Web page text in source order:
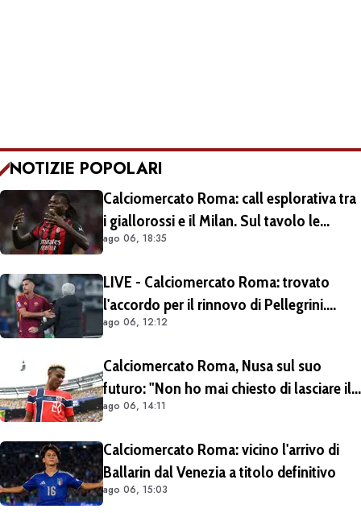
NOTIZIE POPOLARI
Calciomercato Roma: call esplorativa tra
i giallorossi e il Milan. Sul tavolo le
situazioni di Leao e Soulé
ago 06, 18:35
LIVE - Calciomercato Roma: trovato
l'accordo per il rinnovo di Pellegrini.
Prolungamento di un solo anno
ago 06, 12:12
Calciomercato Roma, Nusa sul suo
futuro: "Non ho mai chiesto di lasciare il
Lipsia". Giallorossi ancora al lavoro
ago 06, 14:11
Calciomercato Roma: vicino l'arrivo di
Ballarin dal Venezia a titolo definitivo
ago 06, 15:03